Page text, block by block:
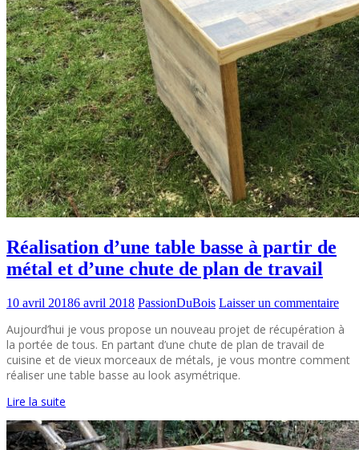
Réalisation d’une table basse à partir de
métal et d’une chute de plan de travail
10 avril 20186 avril 2018 PassionDuBois Laisser un commentaire
Aujourd’hui je vous propose un nouveau projet de récupération à
la portée de tous. En partant d’une chute de plan de travail de
cuisine et de vieux morceaux de métals, je vous montre comment
réaliser une table basse au look asymétrique.
Lire la suite